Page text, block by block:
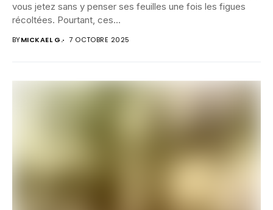
vous jetez sans y penser ses feuilles une fois les figues
récoltées. Pourtant, ces...
BYMICKAEL G. 7 OCTOBRE 2025